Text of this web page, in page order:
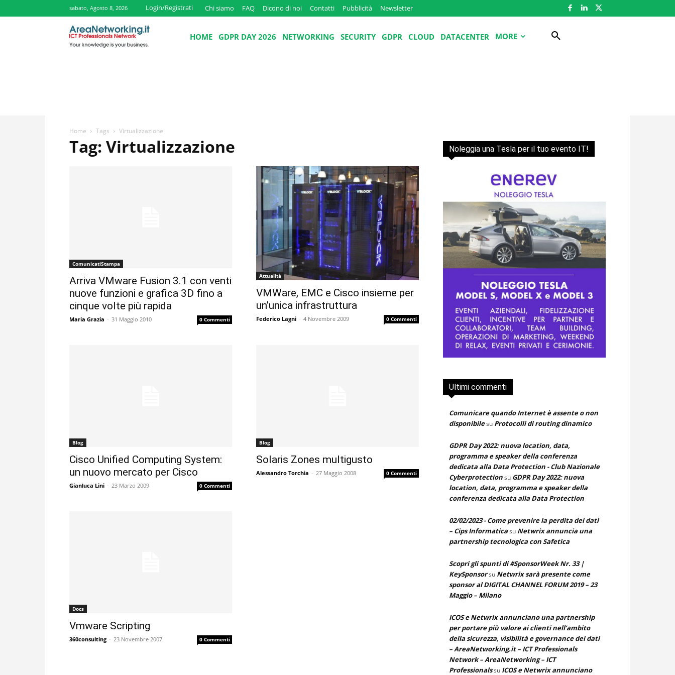
sabato, Agosto 8, 2026 Login/Registrati Chi siamo FAQ Dicono di noi Contatti Pubblicità Newsletter
HOME GDPR DAY 2026 NETWORKING SECURITY GDPR CLOUD DATACENTER MORE
Home Tags Virtualizzazione
Tag: Virtualizzazione
ComunicatiStampa
Arriva VMware Fusion 3.1 con venti
nuove funzioni e grafica 3D fino a
cinque volte più rapida
Maria Grazia - 31 Maggio 2010 0 Commenti
Attualità
VMWare, EMC e Cisco insieme per
un’unica infrastruttura
Federico Lagni - 4 Novembre 2009 0 Commenti
Blog
Cisco Unified Computing System:
un nuovo mercato per Cisco
Gianluca Lini - 23 Marzo 2009 0 Commenti
Blog
Solaris Zones multigusto
Alessandro Torchia - 27 Maggio 2008 0 Commenti
Docs
Vmware Scripting
360consulting - 23 Novembre 2007 0 Commenti
Noleggia una Tesla per il tuo evento IT!
Ultimi commenti
Comunicare quando Internet è assente o non
disponibilesu Protocolli di routing dinamico
GDPR Day 2022: nuova location, data,
programma e speaker della conferenza
dedicata alla Data Protection - Club Nazionale
Cyberprotectionsu GDPR Day 2022: nuova
location, data, programma e speaker della
conferenza dedicata alla Data Protection
02/02/2023 - Come prevenire la perdita dei dati
– Cips Informaticasu Netwrix annuncia una
partnership tecnologica con Safetica
Scopri gli spunti di #SponsorWeek Nr. 33 |
KeySponsorsu Netwrix sarà presente come
sponsor al DIGITAL CHANNEL FORUM 2019 – 23
Maggio – Milano
ICOS e Netwrix annunciano una partnership
per portare più valore ai clienti nell’ambito
della sicurezza, visibilità e governance dei dati
– AreaNetworking.it – ICT Professionals
Network – AreaNetworking – ICT
Professionalssu ICOS e Netwrix annunciano